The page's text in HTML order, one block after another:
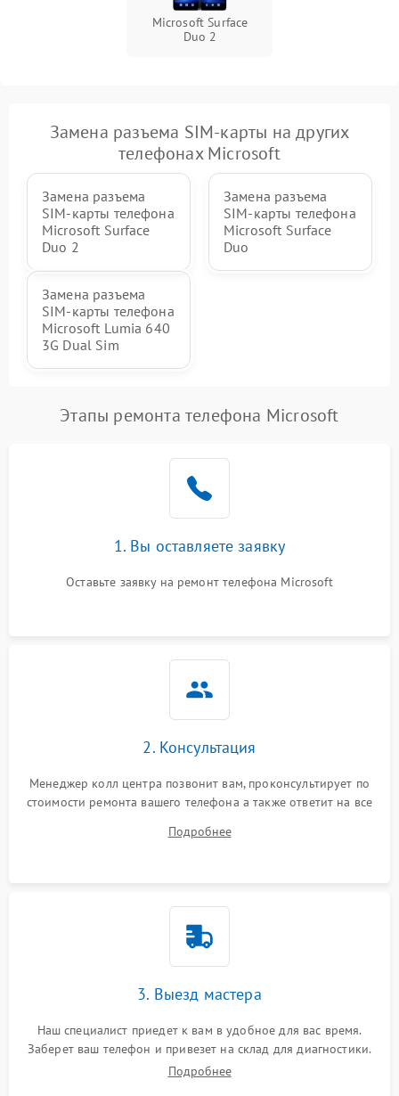
Microsoft Surface
Duo 2
Замена разъема SIM-карты на других
телефонах Microsoft
Замена разъема
SIM-карты телефона
Microsoft Surface
Duo 2
Замена разъема
SIM-карты телефона
Microsoft Surface
Duo
Замена разъема
SIM-карты телефона
Microsoft Lumia 640
3G Dual Sim
Этапы ремонта телефона Microsoft
1. Вы оставляете заявку
Оставьте заявку на ремонт телефона Microsoft
2. Консультация
Менеджер колл центра позвонит вам, проконсультирует по
стоимости ремонта вашего телефона а также ответит на все
Подробнее
3. Выезд мастера
Наш специалист приедет к вам в удобное для вас время.
Заберет ваш телефон и привезет на склад для диагностики.
Подробнее